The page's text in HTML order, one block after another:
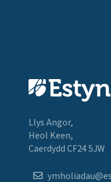
Llys Angor,
Heol Keen,
Caerdydd CF24 5JW